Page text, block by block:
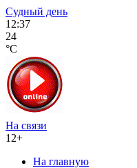
Судный день
12:37
24
°C
На связи
12+
На главную